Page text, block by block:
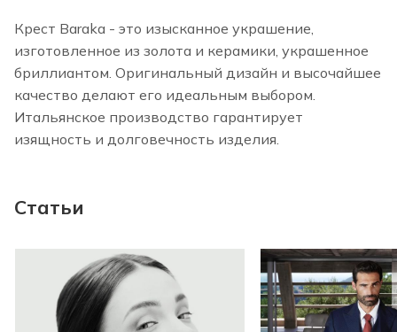
Крест Baraka - это изысканное украшение,
изготовленное из золота и керамики, украшенное
бриллиантом. Оригинальный дизайн и высочайшее
качество делают его идеальным выбором.
Итальянское производство гарантирует
изящность и долговечность изделия.
Статьи